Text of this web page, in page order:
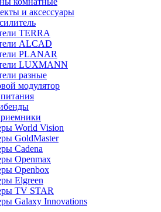
и аксессуары
TERRA
ALCAD
PLANAR
LUXMANN
разные
модулятор
World Vision
GoldMaster
Cadena
Openmax
Openbox
Elgreen
TV STAR
Galaxy Innovations